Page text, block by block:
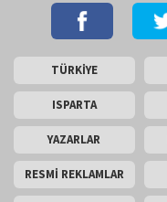
TÜRKİYE
ISPARTA
YAZARLAR
RESMİ REKLAMLAR